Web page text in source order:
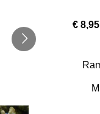
€ 8,95